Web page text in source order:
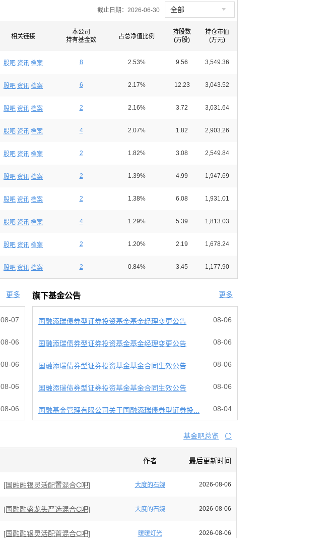
截止日期： 2026-06-30 全部 
相关链接
本公司
持有基金数
占总净值比例
持股数
(万股)
持仓市值
(万元)
股吧 资讯 档案 8 2.53% 9.56 3,549.36
股吧 资讯 档案 6 2.17% 12.23 3,043.52
股吧 资讯 档案 2 2.16% 3.72 3,031.64
股吧 资讯 档案 4 2.07% 1.82 2,903.26
股吧 资讯 档案 2 1.82% 3.08 2,549.84
股吧 资讯 档案 2 1.39% 4.99 1,947.69
股吧 资讯 档案 2 1.38% 6.08 1,931.01
股吧 资讯 档案 4 1.29% 5.39 1,813.03
股吧 资讯 档案 2 1.20% 2.19 1,678.24
股吧 资讯 档案 2 0.84% 3.45 1,177.90
更多
08-07
08-06
08-06
08-06
08-06
旗下基金公告 更多
国融添瑞债券型证券投资基金基金经理变更公告 08-06
国融添瑞债券型证券投资基金基金经理变更公告 08-06
国融添瑞债券型证券投资基金基金合同生效公告 08-06
国融添瑞债券型证券投资基金基金合同生效公告 08-06
国融基金管理有限公司关于国融添瑞债券型证券投... 08-04
基金吧总览 
作者 最后更新时间
[国融融银灵活配置混合C吧] 大度的石婉 2026-08-06
[国融融盛龙头严选混合C吧] 大度的石婉 2026-08-06
[国融融银灵活配置混合C吧] 暖暖灯光 2026-08-06